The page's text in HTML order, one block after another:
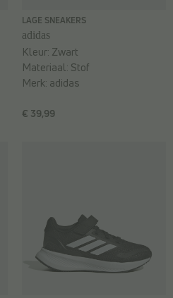
LAGE SNEAKERS
adidas
€ 39,99
Kleur: Zwart
Materiaal: Stof
Merk: adidas